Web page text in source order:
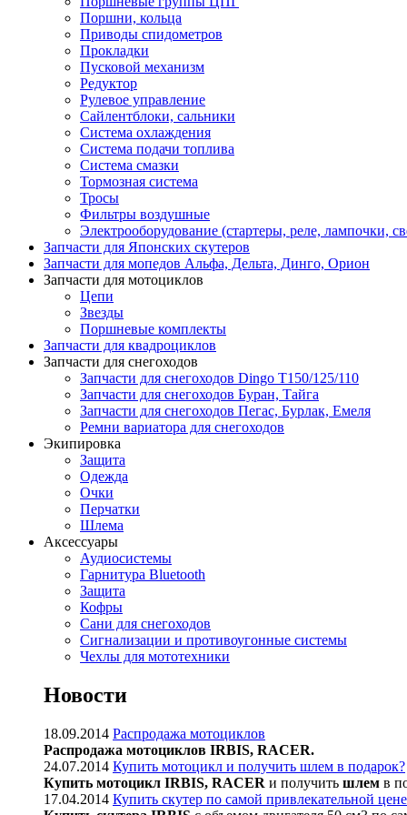
Поршни, кольца
Приводы спидометров
Прокладки
Пусковой механизм
Редуктор
Рулевое управление
Сайлентблоки, сальники
Система охлаждения
Система подачи топлива
Система смазки
Тормозная система
Тросы
Фильтры воздушные
Электрооборудование (стартеры, реле, лампочки,
Запчасти для Японских скутеров
Запчасти для мопедов Альфа, Дельта, Динго, Орион
Запчасти для мотоциклов
Цепи
Звезды
Поршневые комплекты
Запчасти для квадроциклов
Запчасти для снегоходов
Запчасти для снегоходов Dingo T150/125/110
Запчасти для снегоходов Буран, Тайга
Запчасти для снегоходов Пегас, Бурлак, Емеля
Ремни вариатора для снегоходов
Экипировка
Защита
Одежда
Очки
Перчатки
Шлема
Аксессуары
Аудиосистемы
Гарнитура Bluetooth
Защита
Кофры
Сани для снегоходов
Сигнализации и противоугонные системы
Чехлы для мототехники
Новости
18.09.2014 Распродажа мотоциклов
Распродажа мотоциклов IRBIS, RACER.
24.07.2014 Купить мотоцикл и получить шлем в подарок?
Купить мотоцикл IRBIS, RACER и получить шлем в
17.04.2014 Купить скутер по самой привлекательной цене